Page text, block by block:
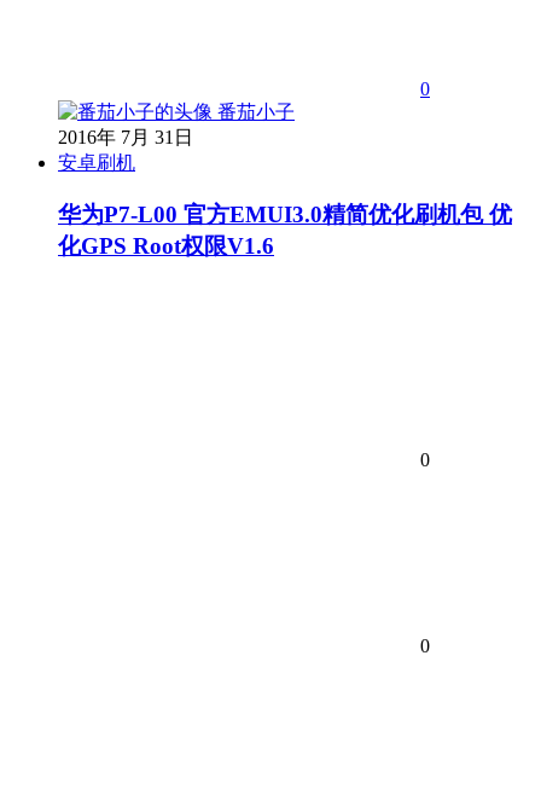
0
番茄小子
2016年 7月 31日
安卓刷机
华为P7-L00 官方EMUI3.0精简优化刷机包 优
化GPS Root权限V1.6
0
0